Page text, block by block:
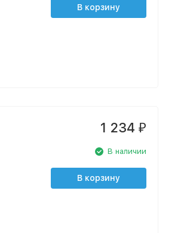
В корзину
1 234 ₽
В наличии
В корзину